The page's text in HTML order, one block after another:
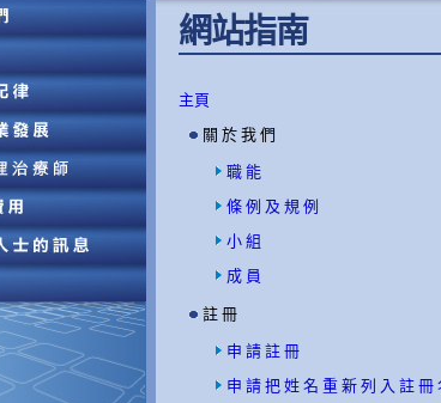
網 站 指 南
主頁
關 於 我 們
職 能
條 例 及 規 例
小 組
成 員
註 冊
申 請 註 冊
申 請 把 姓 名 重 新 列 入 註 冊